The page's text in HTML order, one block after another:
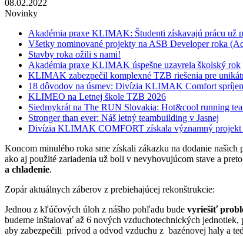
08.02.2022
Novinky
Akadémia praxe KLIMAK: Študenti získavajú prácu už
Všetky nominované projekty na ASB Developer roka
Stavby roka ožili s nami!
Akadémia praxe KLIMAK úspešne uzavrela školský rok
KLIMAK zabezpečil komplexné TZB riešenia pre
18 dôvodov na úsmev: Divízia KLIMAK Comfort
KLIMEO na Letnej škole TZB 2026
Siedmykrát na The RUN Slovakia: Hot&cool running
Stronger than ever: Náš letný teambuilding v Jasnej
Divízia KLIMAK COMFORT získala významný projekt
Koncom minulého roka sme získali zákazku na dodanie
ako aj použité zariadenia už boli v nevyhovujúcom stave a
a chladenie.
Zopár aktuálnych záberov z prebiehajúcej rekonštrukcie:
Jednou z kľúčových úloh z nášho pohľadu bude vyriešiť
budeme inštalovať až 6 nových vzduchotechnických
aby zabezpečili prívod a odvod vzduchu z bazénovej haly a